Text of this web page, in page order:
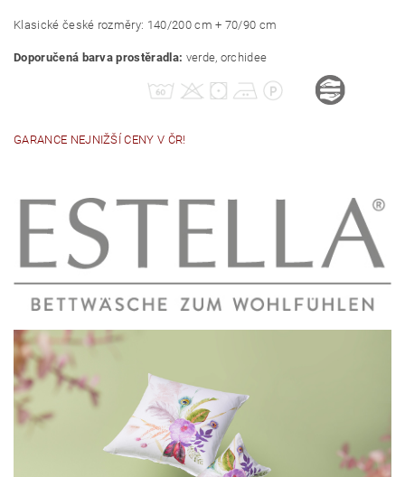
Klasické české rozměry: 140/200 cm + 70/90 cm
Doporučená barva prostěradla: verde, orchidee
GARANCE NEJNIŽŠÍ CENY V ČR!